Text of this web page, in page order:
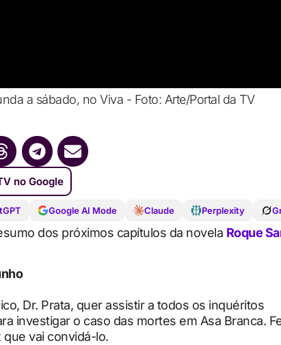
a sábado, no Viva - Foto: Arte/Portal da TV
no Google
Google AI Mode Claude Perplexity
dos próximos capítulos da novela Roque
Dr. Prata, quer assistir a todos os inquéritos
investigar o caso das mortes em Asa Branca.
vai convidá-lo.